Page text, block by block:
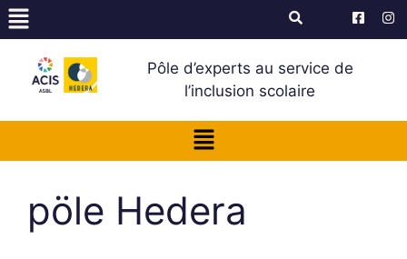
Pôle d’experts au service de
l’inclusion scolaire
pöle Hedera